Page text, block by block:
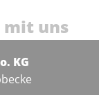
mit uns
KG